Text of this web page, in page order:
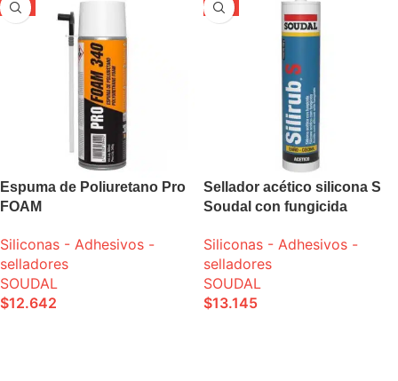
-5%
Espuma de Poliuretano Pro
FOAM
Siliconas - Adhesivos -
selladores
SOUDAL
$12.642
-5%
Sellador acético silicona S
Soudal con fungicida
Siliconas - Adhesivos -
selladores
SOUDAL
$13.145